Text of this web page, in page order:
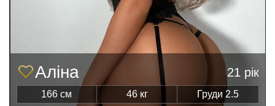
Аліна 21 рік
166 см 46 кг Груди 2.5